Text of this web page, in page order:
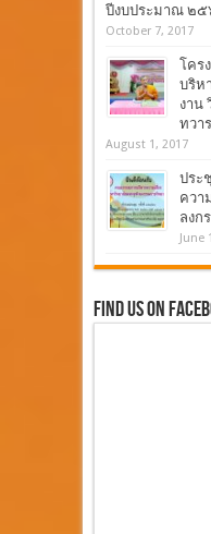
ปีงบประมาณ ๒๕
October 7, 2017
โคร
บริห
งาน
ทวา
August 1, 2017
ประ
ควา
ลงก
June
Find Us On